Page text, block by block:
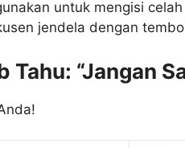
untuk mengisi
jendela dengan
Tahu: “Jangan